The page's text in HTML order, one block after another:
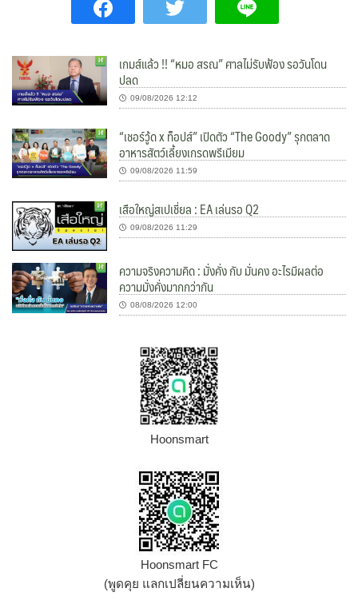
เกมส์แล้ว !! “หมอ สรณ” ศาลไม่รับฟ้อง รอวันโดน
ปลด
09/08/2026 12:12
“เชอร์วู้ด x ท็อปส์” เปิดตัว “The Goody” รุกตลาด
อาหารสัตว์เลี้ยงเกรดพรีเมียม
09/08/2026 11:59
เสือใหญ่สเปเชี่ยล : EA เล่นรอ Q2
09/08/2026 11:29
ความจริงความคิด : มั่งคั่ง กับ มั่นคง อะไรมีผลต่อ
ความมั่งคั่งมากกว่ากัน
08/08/2026 12:00
Hoonsmart
Hoonsmart FC
(พูดคุย แลกเปลี่ยนความเห็น)